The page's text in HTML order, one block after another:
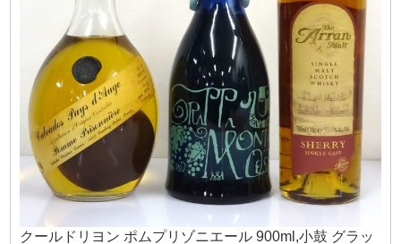
クールドリヨン ポムプリゾニエール 900ml,小鼓 グラッ